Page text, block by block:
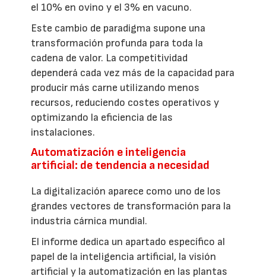
el 10% en ovino y el 3% en vacuno.
Este cambio de paradigma supone una
transformación profunda para toda la
cadena de valor. La competitividad
dependerá cada vez más de la capacidad para
producir más carne utilizando menos
recursos, reduciendo costes operativos y
optimizando la eficiencia de las
instalaciones.
Automatización e inteligencia
artificial: de tendencia a necesidad
La digitalización aparece como uno de los
grandes vectores de transformación para la
industria cárnica mundial.
El informe dedica un apartado específico al
papel de la inteligencia artificial, la visión
artificial y la automatización en las plantas